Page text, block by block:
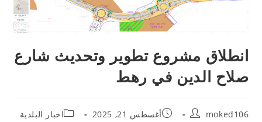
انطلاق مشروع تطوير وتحديث شارع
صلاح الدين في رهط
moked106 أغسطس 21, 2025 اخبار البلدية